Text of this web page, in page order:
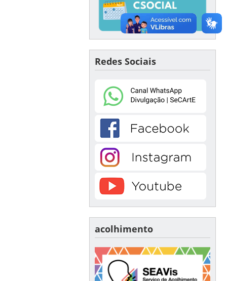
Redes Sociais
acolhimento